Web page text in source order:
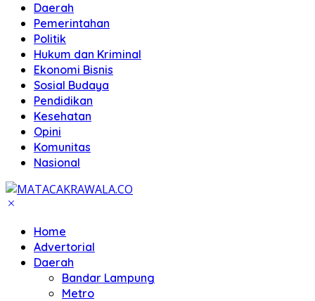
Daerah
Pemerintahan
Politik
Hukum dan Kriminal
Ekonomi Bisnis
Sosial Budaya
Pendidikan
Kesehatan
Opini
Komunitas
Nasional
Home
Advertorial
Daerah
Bandar Lampung
Metro